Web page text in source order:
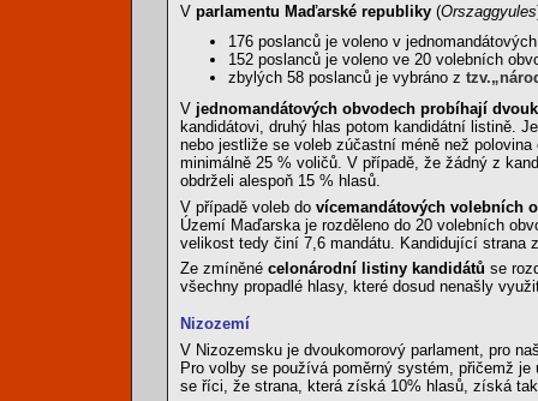
V parlamentu Maďarské republiky (Orszaggyules
176 poslanců je voleno v
152 poslanců je voleno ve 20 volebních
zbylých 58 poslanců je vybráno z
V jednomandátových obvodech probíhají
kandidátovi, druhý hlas potom kandidátní listině.
nebo jestliže se voleb zúčastní méně než
minimálně 25 % voličů. V případě, že žádný z
obdrželi alespoň 15 % hlasů.
V případě voleb do vícemandátových volebních
Území Maďarska je rozděleno do 20 volebních
velikost tedy činí 7,6 mandátu. Kandidující strana
Ze zmíněné celonárodní listiny kandidátů se
všechny propadlé hlasy, které dosud nenašly
Nizozemí
V Nizozemsku je dvoukomorový parlament, pro
Pro volby se používá poměrný systém, přičemž
se říci, že strana, která získá 10% hlasů, získá